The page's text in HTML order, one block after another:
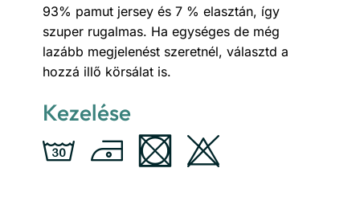
93% pamut jersey és 7 % elasztán, így
szuper rugalmas. Ha egységes de még
lazább megjelenést szeretnél, választd a
hozzá illő körsálat is.
Kezelése